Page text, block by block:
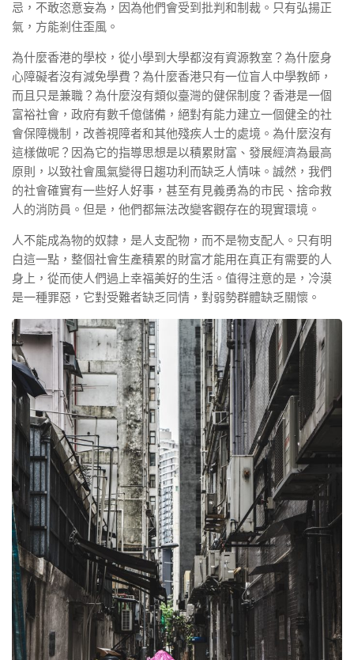
忌，不敢恣意妄為，因為他們會受到批判和制裁。只有弘揚正
氣，方能剎住歪風。
為什麼香港的學校，從小學到大學都沒有資源教室？為什麼身
心障礙者沒有減免學費？為什麼香港只有一位盲人中學教師，
而且只是兼職？為什麼沒有類似臺灣的健保制度？香港是一個
富裕社會，政府有數千億儲備，絕對有能力建立一個健全的社
會保障機制，改善視障者和其他殘疾人士的處境。為什麼沒有
這樣做呢？因為它的指導思想是以積累財富、發展經濟為最高
原則，以致社會風氣變得日趨功利而缺乏人情味。誠然，我們
的社會確實有一些好人好事，甚至有見義勇為的市民、捨命救
人的消防員。但是，他們都無法改變客觀存在的現實環境。
人不能成為物的奴隸，是人支配物，而不是物支配人。只有明
白這一點，整個社會生產積累的財富才能用在真正有需要的人
身上，從而使人們過上幸福美好的生活。值得注意的是，冷漠
是一種罪惡，它對受難者缺乏同情，對弱勢群體缺乏關懷。